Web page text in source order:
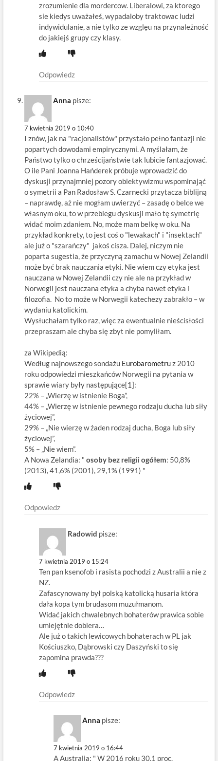
zrozumienie dla mordercow. Liberalowi, za ktorego
sie kiedys uważałeś, wypadaloby traktowac ludzi
indywidulanie, a nie tylko ze wzglęu na przynależność
do jakiejś grupy czy klasy.
Odpowiedz
Anna pisze:
7 kwietnia 2019 o 10:40
I znów, jak na "racjonalistów" przystało pełno fantazji nie
popartych dowodami empirycznymi. A myślałam, że
Państwo tylko o chrześcijaństwie tak lubicie fantazjować.
O ile Pani Joanna Hańderek próbuje wprowadzić do
dyskusji przynajmniej pozory obiektywizmu wspominająć
o symetrii a Pan Radosław S. Czarnecki przytacza biblijną
– naprawdę, aż nie mogłam uwierzyć – zasadę o belce we
własnym oku, to w przebiegu dyskusji mało tę symetrię
widać moim zdaniem. No, może mam belkę w oku. Na
przykład konkrety, to jest coś o "lewakach" i "insektach"
ale już o "szarańczy" jakoś cisza. Dalej, niczym nie
poparta sugestia, że przyczyną zamachu w Nowej Zelandii
może być brak nauczania etyki. Nie wiem czy etyka jest
nauczana w Nowej Zelandii czy nie ale na przykład w
Norwegii jest nauczana etyka a chyba nawet etyka i
filozofia. No to może w Norwegii katechezy zabrakło – w
wydaniu katolickim.
Wysłuchałam tylko raz, więc za ewentualnie nieścisłości
przepraszam ale chyba się zbyt nie pomyliłam.
za Wikipedią:
Według najnowszego sondażu Eurobarometruz 2010
roku odpowiedzi mieszkańców Norwegii na pytania w
sprawie wiary były następujące[1]:
22% – „Wierzę w istnienie Boga”,
44% – „Wierzę w istnienie pewnego rodzaju ducha lub siły
życiowej”,
29% – „Nie wierzę w żaden rodzaj ducha, Boga lub siły
życiowej”,
5% – „Nie wiem”.
A Nowa Zelandia: " osoby bez religii ogółem: 50,8%
(2013), 41,6% (2001), 29,1% (1991) "
Odpowiedz
Radowid pisze:
7 kwietnia 2019 o 15:24
Ten pan ksenofob i rasista pochodzi z Australii a nie z
NZ.
Zafascynowany był polską katolicką husaria która
dała kopa tym brudasom muzułmanom.
Widać jakich chwalebnych bohaterów prawica sobie
umiejętnie dobiera…
Ale już o takich lewicowych bohaterach w PL jak
Kościuszko, Dąbrowski czy Daszyński to się
zapomina prawda???
Odpowiedz
Anna pisze:
7 kwietnia 2019 o 16:44
A Australia: " W 2016 roku 30,1 proc.